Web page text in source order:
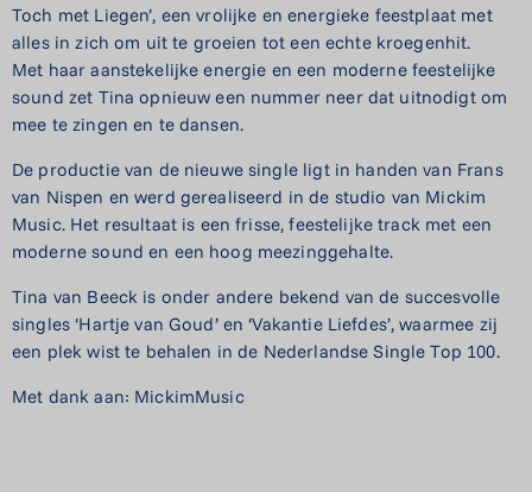
Toch met Liegen’, een vrolijke en energieke feestplaat met
alles in zich om uit te groeien tot een echte kroegenhit.
Met haar aanstekelijke energie en een moderne feestelijke
sound zet Tina opnieuw een nummer neer dat uitnodigt om
mee te zingen en te dansen.
De productie van de nieuwe single ligt in handen van Frans
van Nispen en werd gerealiseerd in de studio van Mickim
Music. Het resultaat is een frisse, feestelijke track met een
moderne sound en een hoog meezinggehalte.
Tina van Beeck is onder andere bekend van de succesvolle
singles ‘Hartje van Goud’ en ‘Vakantie Liefdes’, waarmee zij
een plek wist te behalen in de Nederlandse Single Top 100.
Met dank aan: MickimMusic